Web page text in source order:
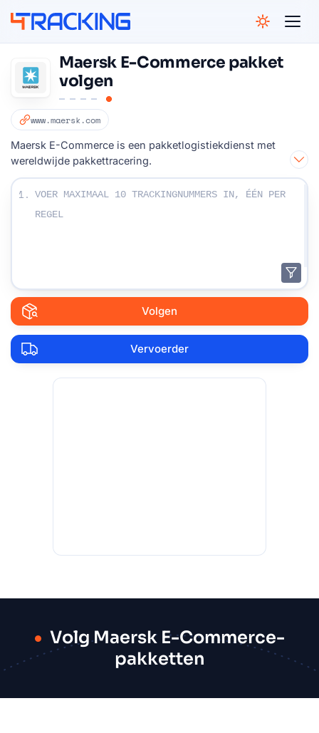
Maersk E-Commerce pakket
volgen
www.maersk.com
Maersk E-Commerce is een pakketlogistiekdienst met
wereldwijde pakkettracering.
Voer uw trackingnummers in:
1.
Volgen
Vervoerder
Volg Maersk E-Commerce-
pakketten